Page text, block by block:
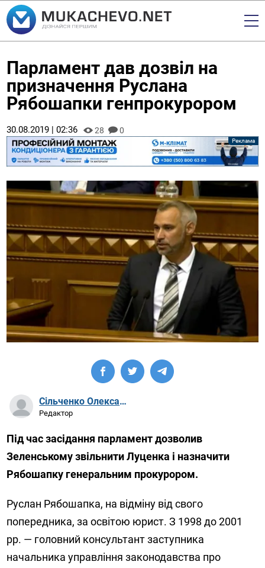
Парламент дав дозвіл на
призначення Руслана
Рябошапки генпрокурором
30.08.2019 | 02:36 28 0
Сільченко Олександр Артурович
Редактор
Під час засідання парламент дозволив
Зеленському звільнити Луценка і назначити
Рябошапку генеральним прокурором.
Руслан Рябошапка, на відміну від свого
попередника, за освітою юрист. З 1998 до 2001
рр. — головний консультант заступника
начальника управління законодавства про